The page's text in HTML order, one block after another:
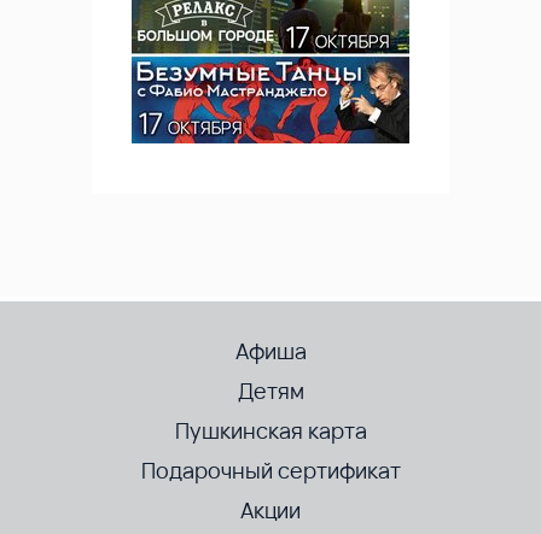
Афиша
Детям
Пушкинская карта
Подарочный сертификат
Акции